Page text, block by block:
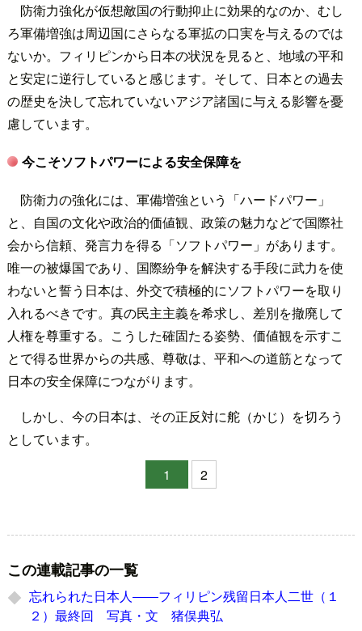
防衛力強化が仮想敵国の行動抑止に効果的なのか、むし
ろ軍備増強は周辺国にさらなる軍拡の口実を与えるのでは
ないか。フィリピンから日本の状況を見ると、地域の平和
と安定に逆行していると感じます。そして、日本との過去
の歴史を決して忘れていないアジア諸国に与える影響を憂
慮しています。
今こそソフトパワーによる安全保障を
防衛力の強化には、軍備増強という「ハードパワー」
と、自国の文化や政治的価値観、政策の魅力などで国際社
会から信頼、発言力を得る「ソフトパワー」があります。
唯一の被爆国であり、国際紛争を解決する手段に武力を使
わないと誓う日本は、外交で積極的にソフトパワーを取り
入れるべきです。真の民主主義を希求し、差別を撤廃して
人権を尊重する。こうした確固たる姿勢、価値観を示すこ
とで得る世界からの共感、尊敬は、平和への道筋となって
日本の安全保障につながります。
しかし、今の日本は、その正反対に舵（かじ）を切ろう
としています。
1
2
この連載記事の一覧
忘れられた日本人――フィリピン残留日本人二世（１
２）最終回 写真・文 猪俣典弘